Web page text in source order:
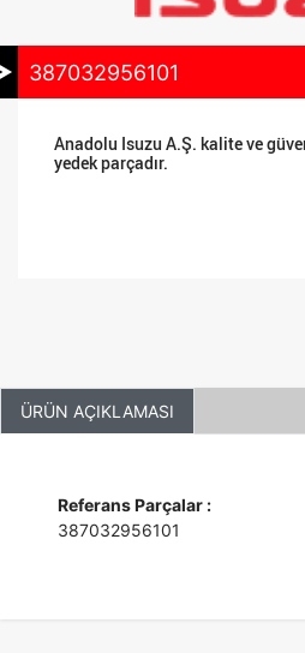
387032956101
Anadolu Isuzu A.Ş. kalite ve
yedek parçadır.
ÜRÜN AÇIKLAMASI
Referans Parçalar :
387032956101